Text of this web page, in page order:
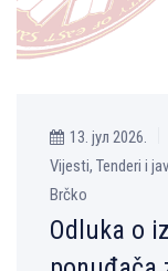
13. јул 2026.
Vijesti, Tenderi i
Brčko
Odluka o